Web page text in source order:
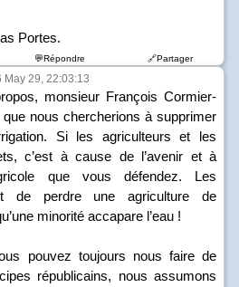
Portes.
💬Répondre 🔗Partager
May 29, 22:03:13
monsieur François Cormier-
nous chercherions à supprimer
Si les agriculteurs et les
c’est à cause de l’avenir et à
que vous défendez. Les
de perdre une agriculture de
minorité accapare l’eau !
pouvez toujours nous faire de
républicains, nous assumons